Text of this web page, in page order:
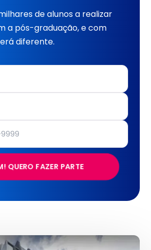
de alunos a realizar
a pós-graduação, e com
diferente.
QUERO FAZER PARTE